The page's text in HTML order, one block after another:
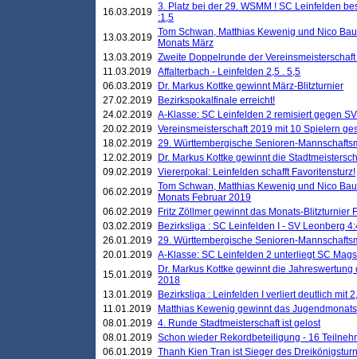
16.03.2019 3. Platz bei der 29. WSMM ! SC Leinfelden
:1,5
13.03.2019 Tom Schwan, Matthias Kewenig und Nico
Monats März
13.03.2019 Zweite Doppelrunde der
11.03.2019 Affalterbach - Leinfelden 2,5 . 5,5
06.03.2019
Dr. Markus Kottke gewinnt März-Blitzturnier
27.02.2019
Bezirkspokalfinale erreicht!
24.02.2019 A-Klasse: SC Leinfelden 2 remisiert gegen
20.02.2019 Vereinsmeisterschaft 2019 mit 10 Spielern
18.02.2019 29. Württembergische Senioren-
12.02.2019
Dr. Markus Kottke gewinnt die
09.02.2019 Viererpokal: Leinfelden schafft Favoritensturz!
06.02.2019 Tom Schwan, Matthias Kewenig und Nico
Monats Februar 2019
06.02.2019
Fritz Zöllmer gewinnt das Monats-Blitzturnier
03.02.2019
Bezirksliga : SC Leinfelden I - SV Leonberg
26.01.2019 29. Württembergische Senioren-
20.01.2019 A-Klasse: SC Leinfelden 2 unterliegt SC
15.01.2019
Dr. Markus Kottke gewinnt die
2018
13.01.2019
Bezirksliga : Leinfelden I verliert deutlich mit
11.01.2019
Matthias Kewenig gewinnt das
08.01.2019 4. Runde Stadtmeisterschaft ist gelost
08.01.2019 Schon wieder Rekordbeteiligung - 16
06.01.2019 Thanh Kien Tran ist Sieger des